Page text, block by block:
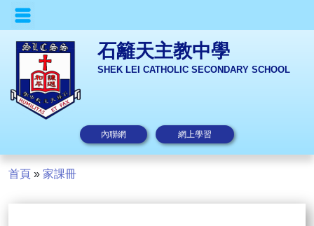
石籬天主教中學
SHEK LEI CATHOLIC SECONDARY SCHOOL
內聯網 網上學習
首頁 » 家課冊